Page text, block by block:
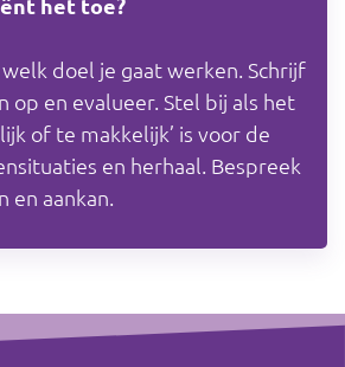
doel je gaat werken. Schrijf
op en evalueer. Stel bij als het
of te makkelijk’ is voor de
en herhaal. Bespreek
en aankan.